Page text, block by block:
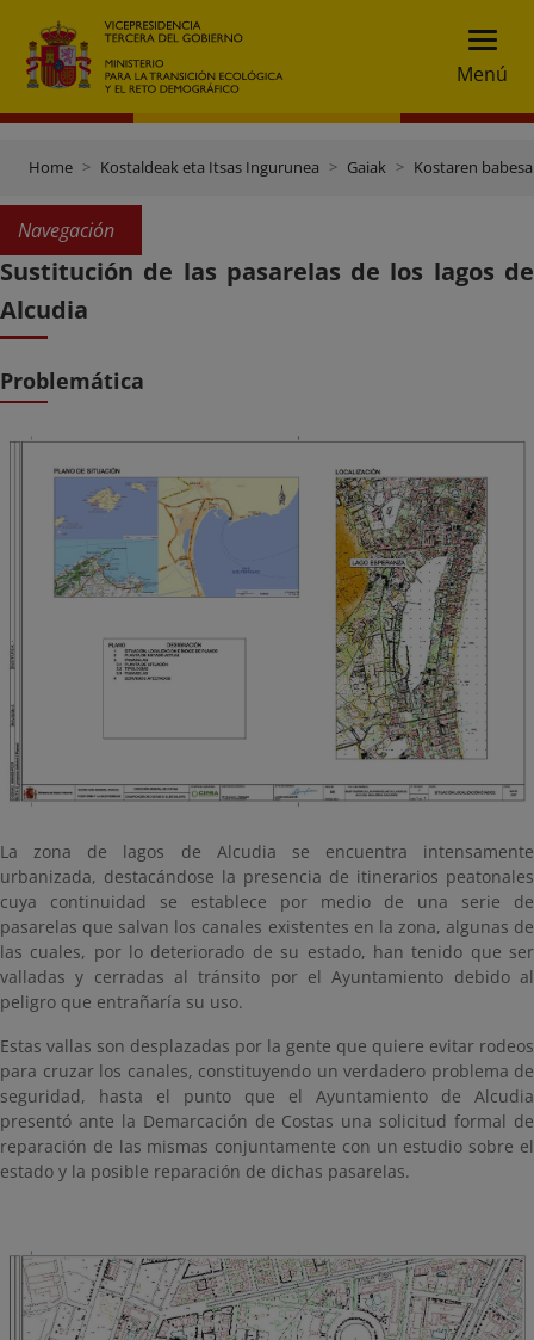
Menú
Home Kostaldeak eta Itsas Ingurunea Gaiak Kostaren babesa
Navegación
Sustitución de las pasarelas de los lagos de
Alcudia
Problemática
La zona de lagos de Alcudia se encuentra intensamente
urbanizada, destacándose la presencia de itinerarios peatonales
cuya continuidad se establece por medio de una serie de
pasarelas que salvan los canales existentes en la zona, algunas de
las cuales, por lo deteriorado de su estado, han tenido que ser
valladas y cerradas al tránsito por el Ayuntamiento debido al
peligro que entrañaría su uso.
Estas vallas son desplazadas por la gente que quiere evitar rodeos
para cruzar los canales, constituyendo un verdadero problema de
seguridad, hasta el punto que el Ayuntamiento de Alcudia
presentó ante la Demarcación de Costas una solicitud formal de
reparación de las mismas conjuntamente con un estudio sobre el
estado y la posible reparación de dichas pasarelas.